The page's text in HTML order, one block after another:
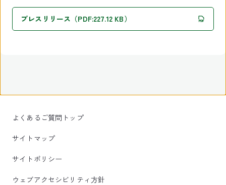
プレスリリース（PDF:227.12 KB）
よくあるご質問トップ
サイトマップ
サイトポリシー
ウェブアクセシビリティ方針